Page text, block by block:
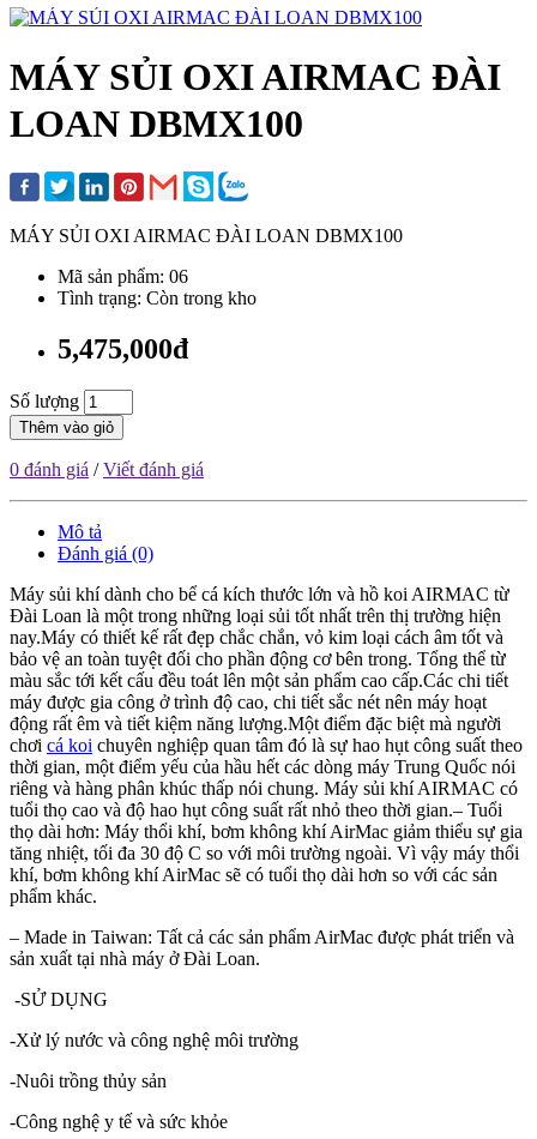
MÁY SỦI OXI AIRMAC ĐÀI
LOAN DBMX100
MÁY SỦI OXI AIRMAC ĐÀI LOAN DBMX100
Mã sản phẩm: 06
Tình trạng: Còn trong kho
5,475,000đ
Số lượng
Thêm vào giỏ
0 đánh giá /Viết đánh giá
Mô tả
Đánh giá (0)
Máy sủi khí dành cho bể cá kích thước lớn và hồ koi AIRMAC từ
Đài Loan là một trong những loại sủi tốt nhất trên thị trường hiện
nay.Máy có thiết kế rất đẹp chắc chắn, vỏ kim loại cách âm tốt và
bảo vệ an toàn tuyệt đối cho phần động cơ bên trong. Tổng thể từ
màu sắc tới kết cấu đều toát lên một sản phẩm cao cấp.Các chi tiết
máy được gia công ở trình độ cao, chi tiết sắc nét nên máy hoạt
động rất êm và tiết kiệm năng lượng.Một điểm đặc biệt mà người
chơi cá koi chuyên nghiệp quan tâm đó là sự hao hụt công suất theo
thời gian, một điểm yếu của hầu hết các dòng máy Trung Quốc nói
riêng và hàng phân khúc thấp nói chung. Máy sủi khí AIRMAC có
tuổi thọ cao và độ hao hụt công suất rất nhỏ theo thời gian.– Tuổi
thọ dài hơn: Máy thổi khí, bơm không khí AirMac giảm thiểu sự gia
tăng nhiệt, tối đa 30 độ C so với môi trường ngoài. Vì vậy máy thổi
khí, bơm không khí AirMac sẽ có tuổi thọ dài hơn so với các sản
phẩm khác.
– Made in Taiwan: Tất cả các sản phẩm AirMac được phát triển và
sản xuất tại nhà máy ở Đài Loan.
-SỬ DỤNG
-Xử lý nước và công nghệ môi trường
-Nuôi trồng thủy sản
-Công nghệ y tế và sức khỏe